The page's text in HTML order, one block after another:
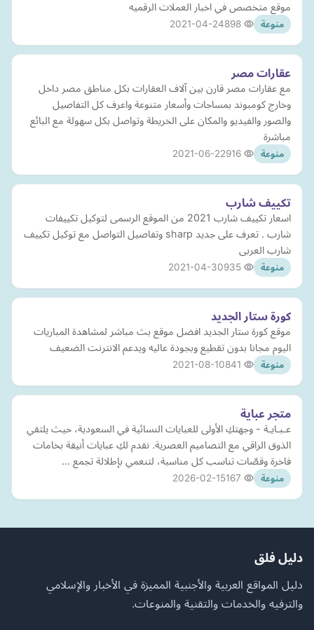
موقع متخصص في اخبار العملات الرقميه
منوعة 2021-04-24
عقارات مصر
مع عقارات مصر قارن بين آلاف العقارات بكل مناطق مصر داخل
وخارج كومبوند بمساحات وأسعار متنوعة واعرف كل التفاصيل
والصور والفيديو والمكان على الخريطة وتواصل بكل سهولة مع البائع
مباشرة
منوعة 2021-06-22
تكييف شارب
اسعار تكييف شارب 2021 من الموقع الرسمى لتوكيل تكييفات
شارب . تعرف على جديد sharp وتفاصيل التواصل مع توكيل تكييف
شارب العربى
منوعة 2021-04-30
كورة ستار الجديد
موقع كورة ستار الجديد افضل موقع بث مباشر لمشاهدة المباريات
اليوم مجانا بدون تقطيع وبجودة عاليه ويدعم الانترنت الضعيف
منوعة 2021-08-10
متجر عباية
عـبـايـة - وجهتكِ الأولى للعبايات النسائية في السعودية، حيث يلتقي
الذوق الراقي مع التصاميم العصرية. نقدم لكِ عبايات أنيقة بخامات
فاخرة وقصّات تناسب كل مناسبة، لتنعمي بإطلالة تجمع …
منوعة 2026-02-15
دليل فلق
دليل المواقع العربية والأجنبية المميزة في الأخبار والإسلامي
والترفيه والخدمات والتقنية والمنوعات.